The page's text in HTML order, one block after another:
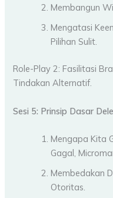
Membangun
Mengatasi
Pilihan Sulit.
Role-Play 2: Fasilitasi
Tindakan Alternatif.
Sesi 5: Prinsip Dasar
Mengapa Kita
Gagal,
Membedakan
Otoritas.